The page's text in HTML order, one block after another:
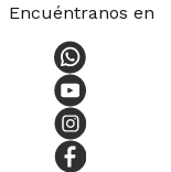
Encuéntranos en